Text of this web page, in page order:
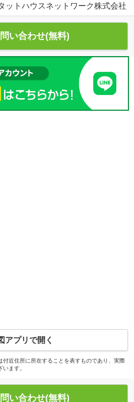
ットハウスネットワーク株式会社
い合わせ(無料)
アプリで開く
近住所に所在することを表すものであり、実際
ます。
い合わせ(無料)